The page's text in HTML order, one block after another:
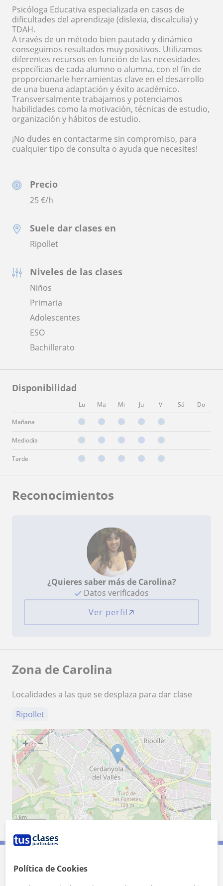
Precio
25€/h
Suele dar clases en
Ripollet
Niveles de las clases
Niños
Primaria
Adolescentes
ESO
Bachillerato
Disponibilidad
Lu Ma Mi Ju Vi Sá Do
Mañana
Mediodía
Tarde
Psicóloga Educativa especializada en casos de
dificultades del aprendizaje (dislexia, discalculia) y
TDAH.
A través de un método bien pautado y dinámico
conseguimos resultados muy positivos. Utilizamos
diferentes recursos en función de las necesidades
específicas de cada alumno o alumna, con el fin de
proporcionarle herramientas clave en el desarrollo
de una buena adaptación y éxito académico.
Transversalmente trabajamos y potenciamos
habilidades como la motivación, técnicas de estudio,
organización y hábitos de estudio.
¡No dudes en contactarme sin compromiso, para
cualquier tipo de consulta o ayuda que necesites!
Reconocimientos
¿Quieres saber más de Carolina?
Datos verificados
Ver perfil
Zona de Carolina
Localidades a las que se desplaza para dar clase
Ripollet
+ −
1 km
Contacta con Carolina
Política de Cookies